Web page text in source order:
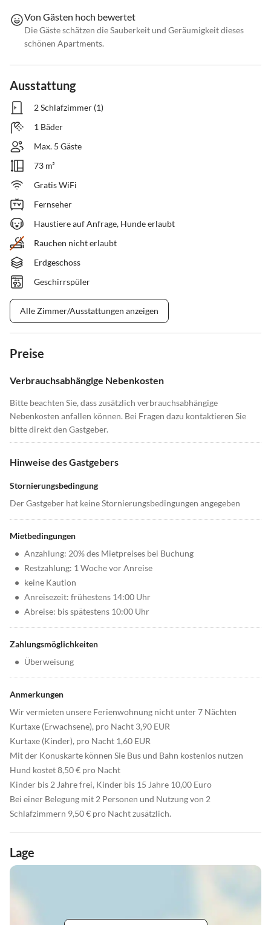
Von Gästen hoch bewertet
Die Gäste schätzen die Sauberkeit und Geräumigkeit dieses
schönen Apartments.
Ausstattung
2 Schlafzimmer (1)
1 Bäder
Max. 5 Gäste
73 m²
Gratis WiFi
Fernseher
Haustiere auf Anfrage, Hunde erlaubt
Rauchen nicht erlaubt
Erdgeschoss
Geschirrspüler
Alle Zimmer/Ausstattungen anzeigen
Preise
Verbrauchsabhängige Nebenkosten
Bitte beachten Sie, dass zusätzlich verbrauchsabhängige
Nebenkosten anfallen können. Bei Fragen dazu kontaktieren Sie
bitte direkt den Gastgeber.
Hinweise des Gastgebers
Stornierungsbedingung
Der Gastgeber hat keine Stornierungsbedingungen angegeben
Mietbedingungen
• Anzahlung: 20% des Mietpreises bei Buchung
• Restzahlung: 1 Woche vor Anreise
• keine Kaution
• Anreisezeit: frühestens 14:00 Uhr
• Abreise: bis spätestens 10:00 Uhr
Zahlungsmöglichkeiten
• Überweisung
Anmerkungen
Wir vermieten unsere Ferienwohnung nicht unter 7 Nächten
Kurtaxe (Erwachsene), pro Nacht 3,90 EUR
Kurtaxe (Kinder), pro Nacht 1,60 EUR
Mit der Konuskarte können Sie Bus und Bahn kostenlos nutzen
Hund kostet 8,50 € pro Nacht
Kinder bis 2 Jahre frei, Kinder bis 15 Jahre 10,00 Euro
Bei einer Belegung mit 2 Personen und Nutzung von 2
Schlafzimmern 9,50 € pro Nacht zusätzlich.
Lage